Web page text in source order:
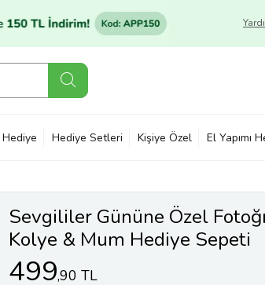
Hediye Hediye Setleri Kişiye Özel El Yapımı
Sevgililer Gününe Özel
Kolye & Mum Hediye Sepeti
499,90 TL